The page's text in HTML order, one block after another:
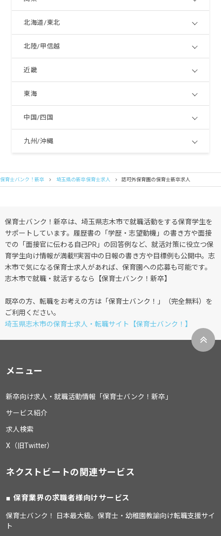
北海道/東北
北陸/甲信越
近畿
東海
中国/四国
九州/沖縄
保育士バンク！新卒 埼玉県の新卒保育士求人 認可外保育園の保育士新卒求人
保育士バンク！新卒は、埼玉県志木市で就職活動をする保育学生を
サポートしています。履歴書の「学歴・志望動機」の書き方や面接
での「面接官に伝わる自己PR」の回答例など、就活対策に役立つ保
育学生向け情報が満載!!実習中の日報の書き方や目標例も公開中。志
木市で気になる保育士求人があれば、保育園への応募も可能です。
志木市で就職・就活するなら【保育士バンク！新卒】
既卒の方、転職をお考えの方は「保育士バンク！」（完全無料）を
ご利用ください。
埼玉県志木市の保育士求人・転職サイト【保育士バンク！】
メニュー
新卒向け求人・就職活動情報「保育士バンク！新卒」
サービス紹介
求人検索
X（旧Twitter）
ネクストビートの関連サービス
保育業界の求職者様向けサービス
保育士バンク！ 日本最大級。保育士・幼稚園教諭向け転職支援サイ
ト